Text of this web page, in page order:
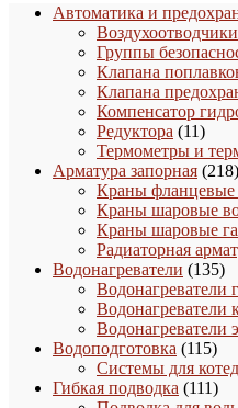
Автоматика и
Воздухоотводчики
Группы
Клапана
Клапана
Компенсатор
Редуктора 1111
Термометры и
Арматура запорная 218
Краны
Краны шаровые
Краны шаровые
Радиаторная
Водонагреватели 135135
Водонагреватели
Водонагреватели
Водонагреватели
Водоподготовка 115115
Системы для
Гибкая подводка 111111